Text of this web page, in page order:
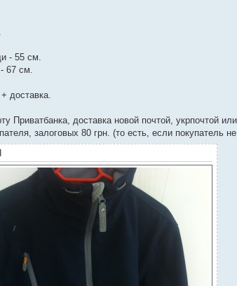
- 55 см.
67 см.
доставка.
Приватбанка, доставка новой почтой, укрпочтой
залоговых 80 грн. (то есть, если покупатель